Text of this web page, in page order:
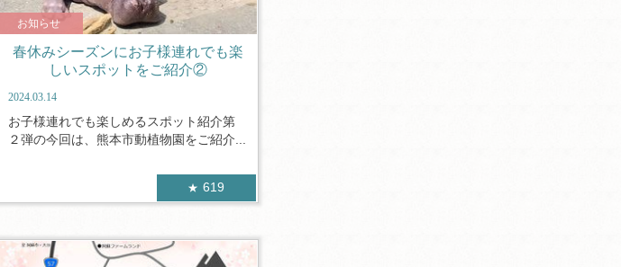
お知らせ
春休みシーズンにお子様連れでも楽
しいスポットをご紹介②
2024.03.14
お子様連れでも楽しめるスポット紹介第
２弾の今回は、熊本市動植物園をご紹介...
619